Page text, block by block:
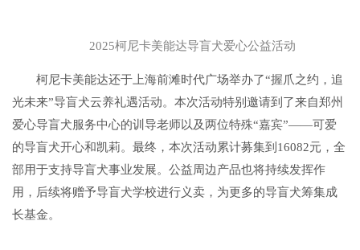
2025柯尼卡美能达导盲犬爱心公益活动
柯尼卡美能达还于上海前滩时代广场举办了“握爪之约，追
光未来”导盲犬云养礼遇活动。本次活动特别邀请到了来自郑州
爱心导盲犬服务中心的训导老师以及两位特殊“嘉宾”——可爱
的导盲犬开心和凯莉。最终，本次活动累计募集到16082元，全
部用于支持导盲犬事业发展。公益周边产品也将持续发挥作
用，后续将赠予导盲犬学校进行义卖，为更多的导盲犬筹集成
长基金。